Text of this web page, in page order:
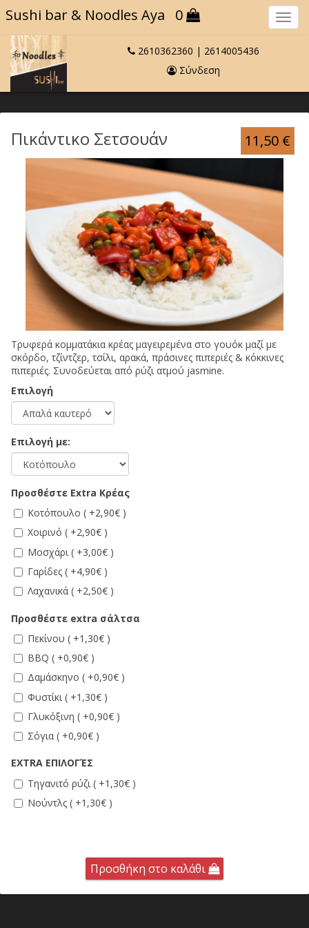
Sushi bar & Noodles Aya 0
2610362360 | 2614005436
Σύνδεση
Πικάντικο Σετσουάν 11,50€
Τρυφερά κομματάκια κρέας μαγειρεμένα στο γουόκ μαζί με
σκόρδο, τζίντζερ, τσίλι, αρακά, πράσινες πιπεριές & κόκκινες
πιπεριές. Συνοδεύεται από ρύζι ατμού jasmine.
Επιλογή
Επιλογή με:
Προσθέστε Extra Κρέας
Κοτόπουλο ( +2,90€ )
Χοιρινό ( +2,90€ )
Μοσχάρι ( +3,00€ )
Γαρίδες ( +4,90€ )
Λαχανικά ( +2,50€ )
Προσθέστε extra σάλτσα
Πεκίνου ( +1,30€ )
BBQ ( +0,90€ )
Δαμάσκηνο ( +0,90€ )
Φυστίκι ( +1,30€ )
Γλυκόξινη ( +0,90€ )
Σόγια ( +0,90€ )
EXTRA ΕΠΙΛΟΓΈΣ
Τηγανιτό ρύζι ( +1,30€ )
Νούντλς ( +1,30€ )
Προσθήκη στο καλάθι